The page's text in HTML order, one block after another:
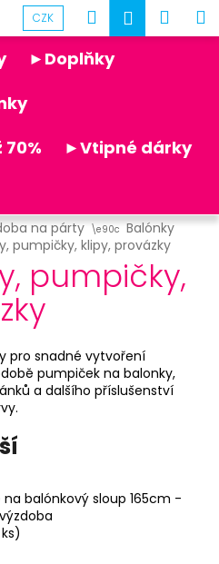
CZK Hledat
►Doplňky
►Vtipné dárky
na párty
Balónky
pumpičky, klipy, provázky
pumpičky,
pro snadné vytvoření
pumpiček na balonky,
a dalšího příslušenství
na balónkový sloup 165cm -
ks)
- online